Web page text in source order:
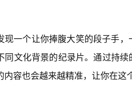
现一个让你捧腹大笑的段子手
同文化背景的纪录片。通过持
容也会越来越精准，让你在这